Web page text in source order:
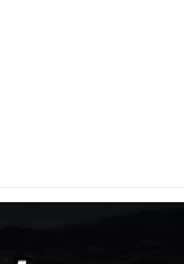
YILI FİYATLAR